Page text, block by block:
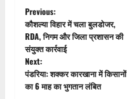
P
o
s
t
Previous:
कौशल्या विहार में चला बुलडोजर,
RDA, निगम और जिला प्रशासन की
संयुक्त कार्रवाई
Next:
पंडरिया: शक्कर कारखाना में किसानों
का 6 माह का भुगतान लंबित